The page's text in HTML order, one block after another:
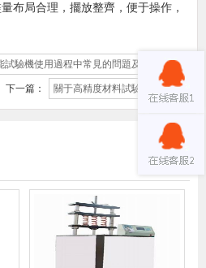
布局合理，擺放整齊，便于操作，
試驗機使用過程中常見的問題及解決辦法
下一篇： 關于高精度材料試驗機怎么選